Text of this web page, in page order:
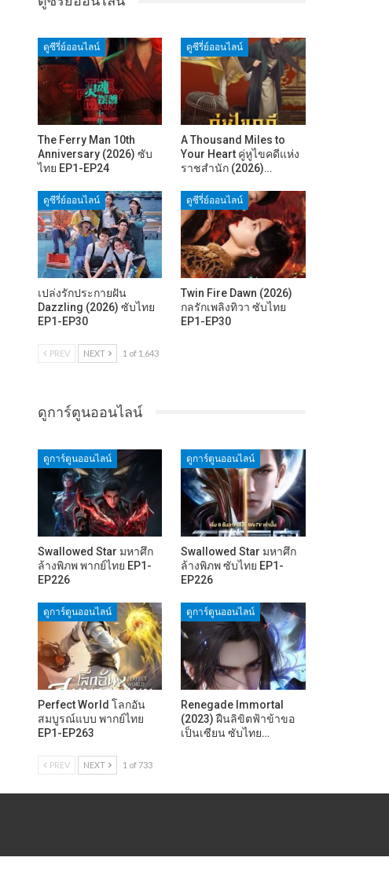
ดูซีรี่ย์ออนไลน์
The Ferry Man 10th
Anniversary (2026) ซับ
ไทย EP1-EP24
ดูซีรี่ย์ออนไลน์
A Thousand Miles to
Your Heart คู่หูไขคดีแห่ง
ราชสำนัก (2026)…
ดูซีรี่ย์ออนไลน์
เปล่งรักประกายฝัน
Dazzling (2026) ซับไทย
EP1-EP30
ดูซีรี่ย์ออนไลน์
Twin Fire Dawn (2026)
กลรักเพลิงทิวา ซับไทย
EP1-EP30
PREV NEXT 1 of 1,643
ดูการ์ตูนออนไลน์
ดูการ์ตูนออนไลน์
Swallowed Star มหาศึก
ล้างพิภพ พากย์ไทย EP1-
EP226
ดูการ์ตูนออนไลน์
Swallowed Star มหาศึก
ล้างพิภพ ซับไทย EP1-
EP226
ดูการ์ตูนออนไลน์
Perfect World โลกอัน
สมบูรณ์แบบ พากย์ไทย
EP1-EP263
ดูการ์ตูนออนไลน์
Renegade Immortal
(2023) ฝืนลิขิตฟ้าข้าขอ
เป็นเซียน ซับไทย…
PREV NEXT 1 of 733